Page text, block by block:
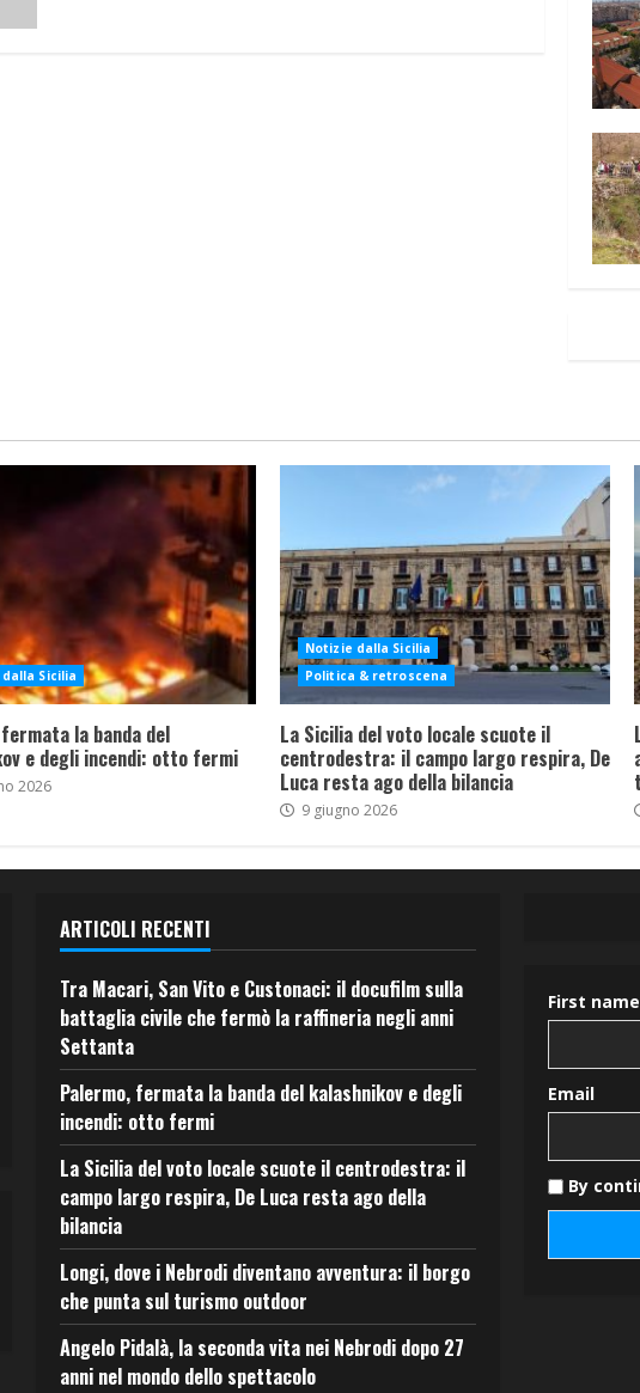
Sicilia
la banda del
e degli incendi: otto fermi
2026
Notizie dalla Sicilia
Politica & retroscena
La Sicilia del voto locale scuote il
centrodestra: il campo largo respira, De
Luca resta ago della bilancia
9 giugno 2026
ARTICOLI RECENTI
Tra Macari, San Vito e Custonaci: il docufilm sulla
battaglia civile che fermò la raffineria negli anni
Settanta
Palermo, fermata la banda del kalashnikov e degli
incendi: otto fermi
La Sicilia del voto locale scuote il centrodestra: il
campo largo respira, De Luca resta ago della
bilancia
Longi, dove i Nebrodi diventano avventura: il borgo
che punta sul turismo outdoor
Angelo Pidalà, la seconda vita nei Nebrodi dopo 27
anni nel mondo dello spettacolo
First
Email
By